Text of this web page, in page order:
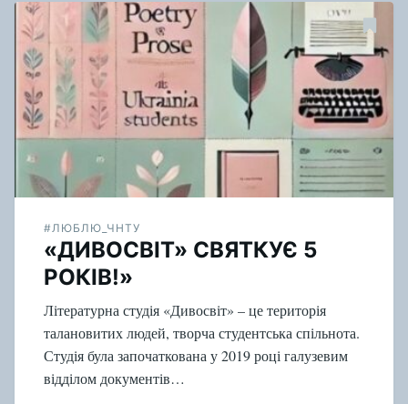
#ЛЮБЛЮ_ЧНТУ
«ДИВОСВІТ» СВЯТКУЄ 5
РОКІВ!»
Літературна студія «Дивосвіт» – це територія
талановитих людей, творча студентська спільнота.
Студія була започаткована у 2019 році галузевим
відділом документів…